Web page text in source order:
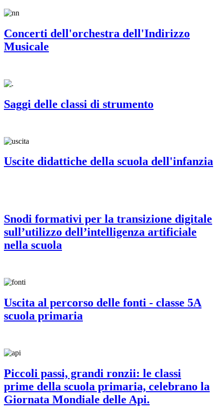
Concerti dell'orchestra dell'Indirizzo
Musicale
Saggi delle classi di strumento
Uscite didattiche della scuola dell'infanzia
Snodi formativi per la transizione digitale
sull’utilizzo dell’intelligenza artificiale
nella scuola
Uscita al percorso delle fonti - classe 5A
scuola primaria
Piccoli passi, grandi ronzii: le classi
prime della scuola primaria, celebrano la
Giornata Mondiale delle Api.